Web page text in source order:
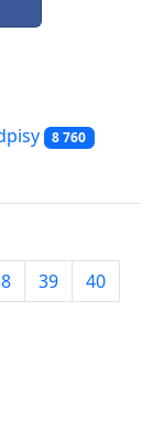
8 760
39
40